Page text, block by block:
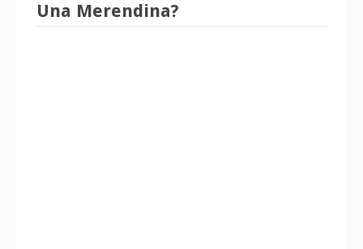
Una Merendina?